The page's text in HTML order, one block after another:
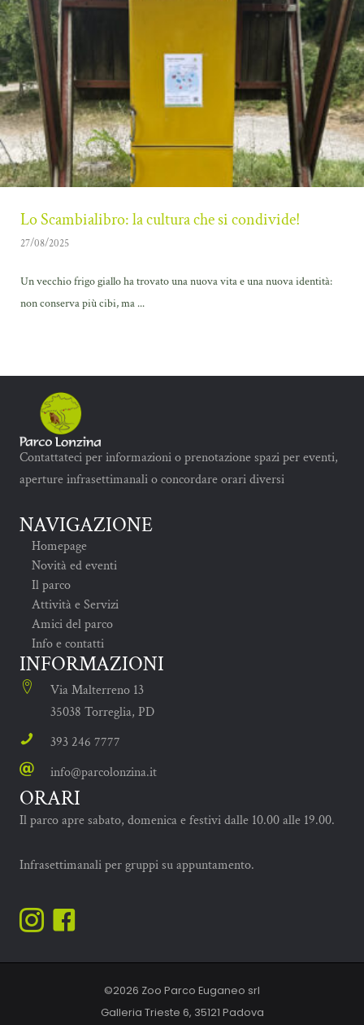
Lo Scambialibro: la cultura che si condivide!
27/08/2025
Un vecchio frigo giallo ha trovato una nuova vita e una nuova identità:
non conserva più cibi, ma ...
Contattateci per informazioni o prenotazione spazi per eventi,
aperture infrasettimanali o concordare orari diversi
NAVIGAZIONE
Homepage
Novità ed eventi
Il parco
Attività e Servizi
Amici del parco
Info e contatti
INFORMAZIONI
Via Malterreno 13
35038 Torreglia, PD
393 246 7777
info@parcolonzina.it
ORARI
Il parco apre sabato, domenica e festivi dalle 10.00 alle 19.00.
Infrasettimanali per gruppi su appuntamento.
©2026 Zoo Parco Euganeo srl
Galleria Trieste 6, 35121 Padova